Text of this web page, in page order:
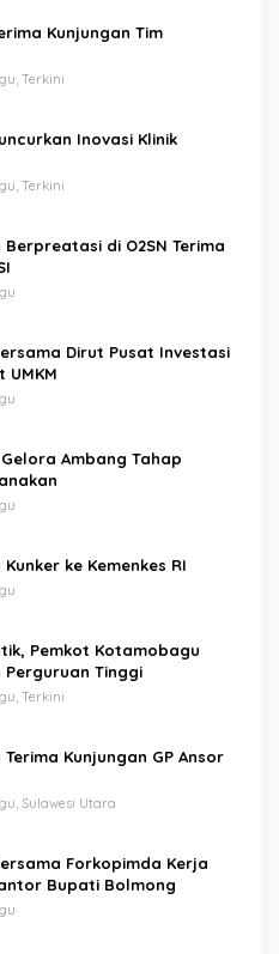
Kunjungan Tim
Terkini
Inovasi Klinik
Terkini
di O2SN Terima
Dirut Pusat Investasi
UMKM
Ambang Tahap
ke Kemenkes RI
Pemkot Kotamobagu
Perguruan Tinggi
Terkini
Kunjungan GP Ansor
Sulawesi Utara
Forkopimda Kerja
Bupati Bolmong